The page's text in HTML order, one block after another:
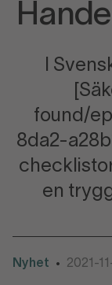
I
found/
8da2-
en
Nyhet • 2021-